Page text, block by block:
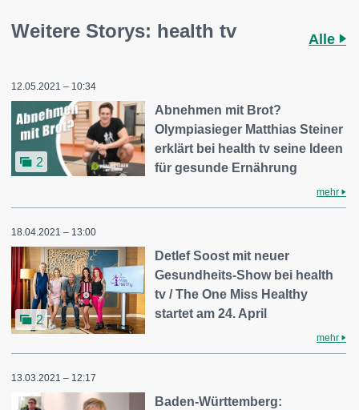
Weitere Storys: health tv Alle
12.05.2021 – 10:34
2
Abnehmen mit Brot?
Olympiasieger Matthias Steiner
erklärt bei health tv seine Ideen
für gesunde Ernährung
mehr
18.04.2021 – 13:00
2
Detlef Soost mit neuer
Gesundheits-Show bei health
tv / The One Miss Healthy
startet am 24. April
mehr
13.03.2021 – 12:17
Baden-Württemberg: